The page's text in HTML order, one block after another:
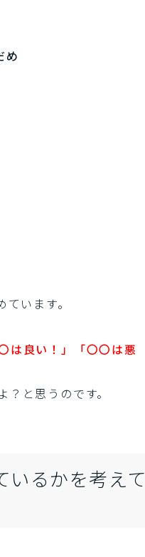
め
います。
〇は良い！」「〇〇は悪
と思うのです。
いるかを考えて